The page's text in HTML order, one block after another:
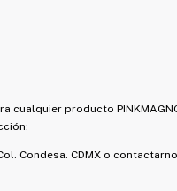
cualquier producto
Condesa. CDMX o